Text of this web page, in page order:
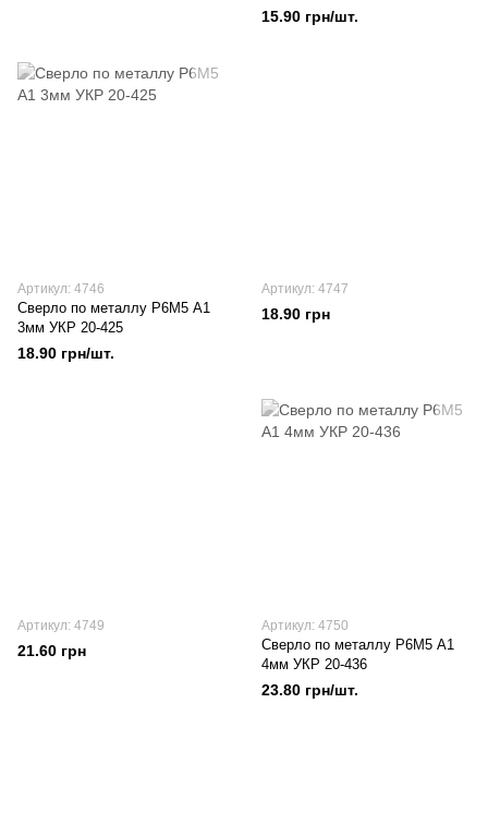
15.90 грн/шт.
Артикул: 4746
Сверло по металлу Р6М5 А1
3мм УКР 20-425
18.90 грн/шт.
Артикул: 4747
18.90 грн
Артикул: 4749
21.60 грн
Артикул: 4750
Сверло по металлу Р6М5 А1
4мм УКР 20-436
23.80 грн/шт.